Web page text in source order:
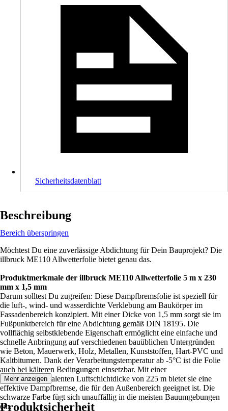
Sicherheitsdatenblatt
Beschreibung
Bereich überspringen
Möchtest Du eine zuverlässige Abdichtung für Dein Bauprojekt? Die
illbruck ME110 Allwetterfolie bietet genau das.
Produktmerkmale der illbruck ME110 Allwetterfolie 5 m x 230
mm x 1,5 mm
Darum solltest Du zugreifen: Diese Dampfbremsfolie ist speziell für
die luft-, wind- und wasserdichte Verklebung am Baukörper im
Fassadenbereich konzipiert. Mit einer Dicke von 1,5 mm sorgt sie im
Fußpunktbereich für eine Abdichtung gemäß DIN 18195. Die
vollflächig selbstklebende Eigenschaft ermöglicht eine einfache und
schnelle Anbringung auf verschiedenen bauüblichen Untergründen
wie Beton, Mauerwerk, Holz, Metallen, Kunststoffen, Hart-PVC und
Kaltbitumen. Dank der Verarbeitungstemperatur ab -5°C ist die Folie
auch bei kälteren Bedingungen einsetzbar. Mit einer
Diffusionsäquivalenten Luftschichtdicke von 225 m bietet sie eine
effektive Dampfbremse, die für den Außenbereich geeignet ist. Die
schwarze Farbe fügt sich unauffällig in die meisten Bauumgebungen
ein.
Mehr anzeigen
Produktsicherheit